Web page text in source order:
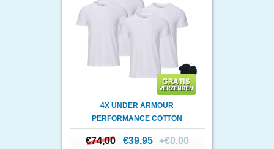
4X UNDER ARMOUR
PERFORMANCE COTTON
CREW NECK T-SHI..
€74,00
€74,00 €39,95 +€0,00